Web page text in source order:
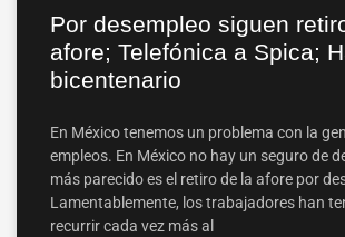
Por desempleo siguen
afore; Telefónica a Spica;
bicentenario
En México tenemos un problema con la
empleos. En México no hay un seguro de
más parecido es el retiro de la afore por
Lamentablemente, los trabajadores han
recurrir cada vez más al